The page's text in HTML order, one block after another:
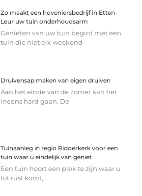
Zo maakt een hoveniersbedrijf in Etten-
Leur uw tuin onderhoudsarm
Genieten van uw tuin begint met een
tuin die niet elk weekend
Druivensap maken van eigen druiven
Aan het einde van de zomer kan het
ineens hard gaan. De
Tuinaanleg in regio Ridderkerk voor een
tuin waar u eindelijk van geniet
Een tuin hoort een plek te zijn waar u
tot rust komt,